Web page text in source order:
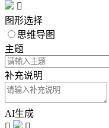

图形选择
思维导图
主题
补充说明
AI生成